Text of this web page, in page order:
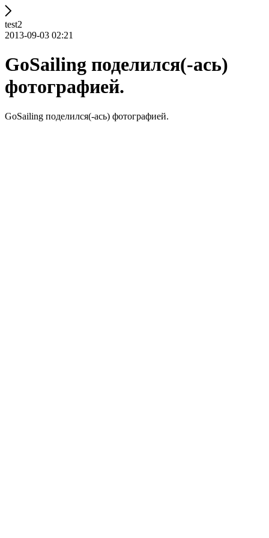
test2
2013-09-03 02:21
GoSailing поделился(-ась)
фотографией.
GoSailing поделился(-ась) фотографией.